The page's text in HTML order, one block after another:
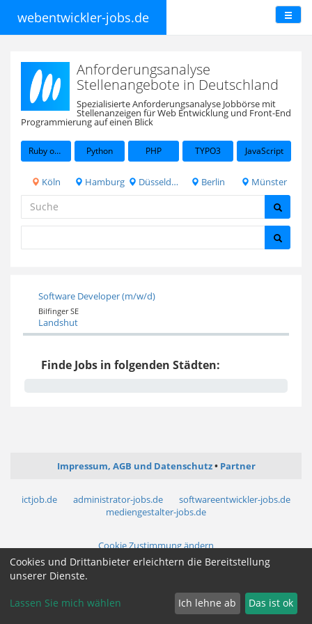
webentwickler-jobs.de
Anforderungsanalyse
Stellenangebote in Deutschland
Spezialisierte Anforderungsanalyse Jobbörse mit
Stellenanzeigen für Web Entwicklung und Front-End
Programmierung auf einen Blick
Ruby on Rails Python PHP TYPO3 JavaScript
Köln Hamburg Düsseldorf Berlin Münster
Software Developer (m/w/d)
Bilfinger SE
Landshut
Finde Jobs in folgenden Städten:
Impressum, AGB und Datenschutz Partner
ictjob.de administrator-jobs.de
softwareentwickler-jobs.de
mediengestalter-jobs.de
Cookie Zustimmung ändern
Cookies und Drittanbieter erleichtern die Bereitstellung
unserer Dienste.
Lassen Sie mich wählen Ich lehne ab Das ist ok